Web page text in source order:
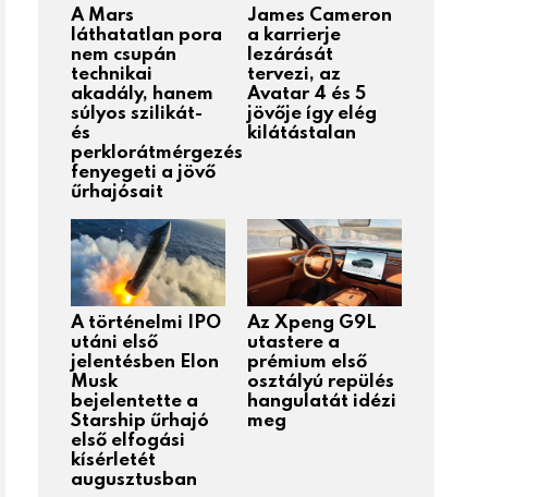
A Mars
láthatatlan pora
nem csupán
technikai
akadály, hanem
súlyos szilikát-
és
perklorátmérgezés
fenyegeti a jövő
űrhajósait
James Cameron
a karrierje
lezárását
tervezi, az
Avatar 4 és 5
jövője így elég
kilátástalan
A történelmi IPO
utáni első
jelentésben Elon
Musk
bejelentette a
Starship űrhajó
első elfogási
kísérletét
augusztusban
Az Xpeng G9L
utastere a
prémium első
osztályú repülés
hangulatát idézi
meg